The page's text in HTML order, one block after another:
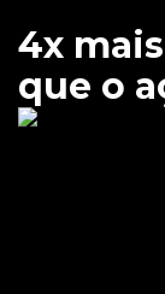
4x
que o